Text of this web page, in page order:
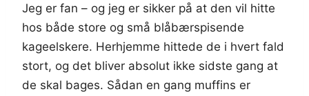
Jeg er fan – og jeg er sikker på at den vil hitte
hos både store og små blåbærspisende
kageelskere. Herhjemme hittede de i hvert fald
stort, og det bliver absolut ikke sidste gang at
de skal bages. Sådan en gang muffins er